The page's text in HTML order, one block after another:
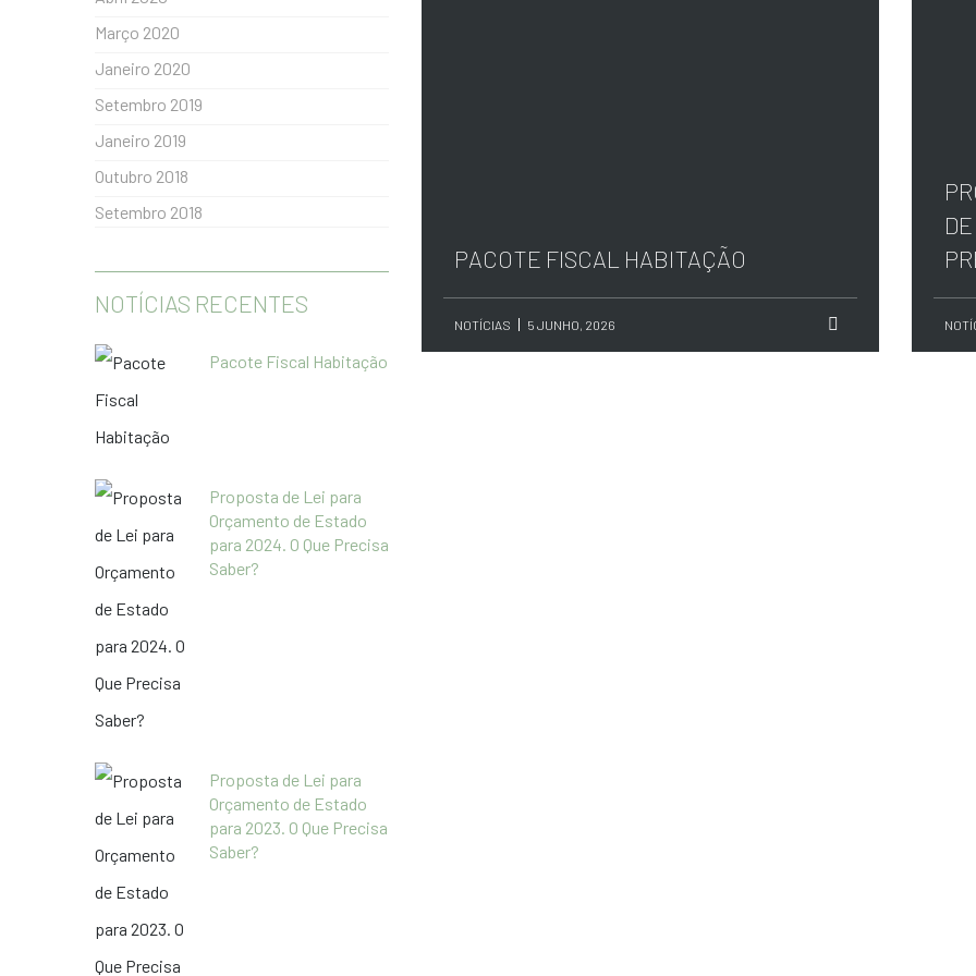
PACOTE FISCAL HABITAÇÃO
NOTÍCIAS 5 JUNHO, 2026
Março 2020
Janeiro 2020
Setembro 2019
Janeiro 2019
Outubro 2018
Setembro 2018
NOTÍCIAS RECENTES
Pacote Fiscal Habitação
Proposta de Lei para
Orçamento de Estado
para 2024. O Que Precisa
Saber?
Proposta de Lei para
Orçamento de Estado
para 2023. O Que Precisa
Saber?